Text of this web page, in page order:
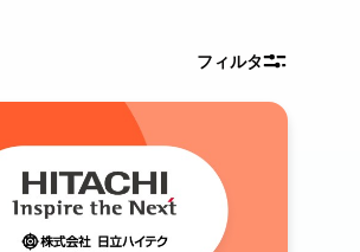
フィルタ